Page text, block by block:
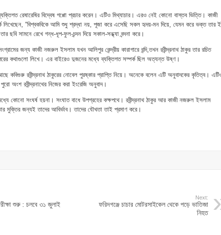
রেষারেষির বিদ্বেষ গপ্পো প্রচার করেন। এটিও মিথ্যাচার। এরও নেই কোনো বাস্তব ভিত্তি। কাজী
লিখেছেন, “বিশ্বকবিকে আমি শুধু শ্রদ্ধা নয়, পূজা করে এসেছি সকল হৃদয়-মন দিয়ে, যেমন করে ভক্ত তার
ছবি সামনে রেখে গন্ধ-ধূপ-ফুল-চন্দন দিয়ে সকাল-সন্ধ্যা বন্দনা করে।
জন্য কাজী নজরুল ইসলাম যখন আলিপুর কেন্দ্রীয় কারাগারে বন্দি,তখন রবীন্দ্রনাথ ঠাকুর তার রচিত
কথাগুলো লিখে। এর বাইরেও দুজনের মধ্যে ব্যক্তিগত সম্পর্ক ছিল অত্যন্ত উষ্ণ।
কবিগুরু রবীন্দ্রনাথ ঠাকুরের নোবেল পুরষ্কার প্রাপ্তি নিয়ে। অনেকে বলেন এটি অনুবাদকের কৃতিত্ব।
অংশ রবীন্দ্রনাথের নিজের করা ইংরেজি অনুবাদ।
কোনো সংঘর্ষ হয়না। সংঘাত বাধে উপগ্রহের কক্ষপথে। রবীন্দ্রনাথ ঠাকুর আর কাজী নজরুল ইসলাম
মুক্তির জন্যই তাদের আবির্ভাব। তাদের যৌথতা তাই প্রমাণ করে।
শুরু : চলবে ৩১ জুলাই
Next:
ফরিদগঞ্জে চাচার মোটরসাইকেল থেকে পড়ে ভাতিজা
নিহত